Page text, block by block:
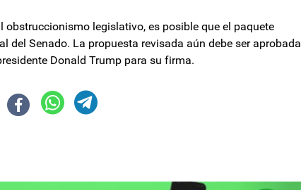
legislativo, es posible que el paquete
del Senado. La propuesta revisada aún debe ser aprobada
Donald Trump para su firma.